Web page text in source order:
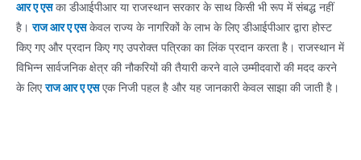
आर ए एसका डीआईपीआर या राजस्थान सरकार के साथ किसी भी रूप में संबद्ध नहीं
है।राज आर ए एसकेवल राज्य के नागरिकों के लाभ के लिए डीआईपीआर द्वारा होस्ट
किए गए और प्रदान किए गए उपरोक्त पत्रिका का लिंक प्रदान करता है। राजस्थान में
विभिन्न सार्वजनिक क्षेत्र की नौकरियों की तैयारी करने वाले उम्मीदवारों की मदद करने
के लिएराज आर ए एसएक निजी पहल है और यह जानकारी केवल साझा की जाती है।